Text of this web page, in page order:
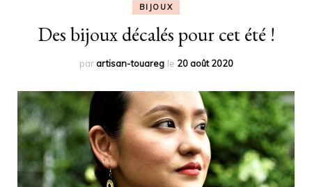
BIJOUX
Des bijoux décalés pour cet été !
parartisan-touareg le 20 août 2020